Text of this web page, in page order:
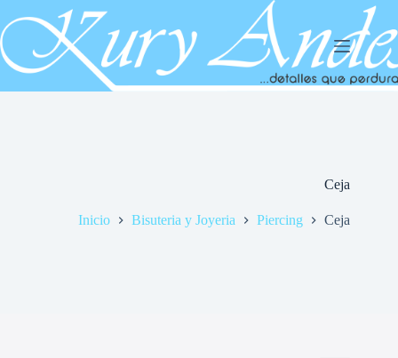
al
contenido
Ceja
Inicio Bisuteria y Joyeria Piercing Ceja